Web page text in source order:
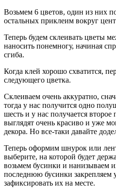
Возьмем 6 цветов, один из них
остальных приклеим вокруг
Теперь будем склеивать цветы
наносить понемногу, начиная
сгиба.
Когда клей хорошо схватится,
следующего цветка.
Склеиваем очень аккуратно,
тогда у нас получится одно
шесть и у нас получается
выглядят очень красиво и уже
декора. Но все-таки давайте
Теперь оформим шнурок или
выберите, на которой будет
возьмем бусинки и нанизываем
последнюю бусинки закрепляем
зафиксировать их на месте.